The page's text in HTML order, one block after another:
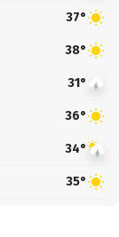
37°
38°
31°
36°
34°
35°